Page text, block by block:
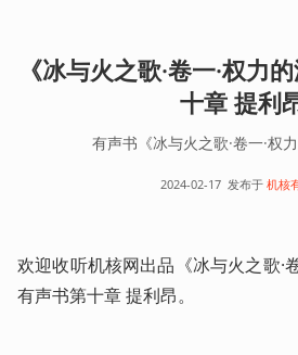
《冰与火之歌·卷一·权力
十章 提利
有声书《冰与火之歌·卷一·权
2024-02-17 发布于 机核
欢迎收听机核网出品《冰与火之歌·
有声书第十章 提利昂。